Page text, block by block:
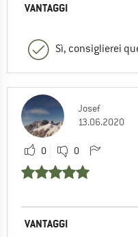
VANTAGGI
Sì, consiglierei
Josef
13.06.2020
0 0
VANTAGGI